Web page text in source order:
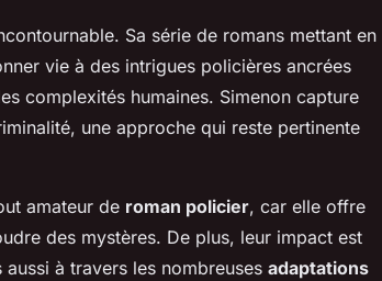
Sa série de romans mettant en
vie à des intrigues policières ancrées
complexités humaines. Simenon capture
une approche qui reste pertinente
amateur de roman policier, car elle offre
des mystères. De plus, leur impact est
à travers les nombreuses adaptations